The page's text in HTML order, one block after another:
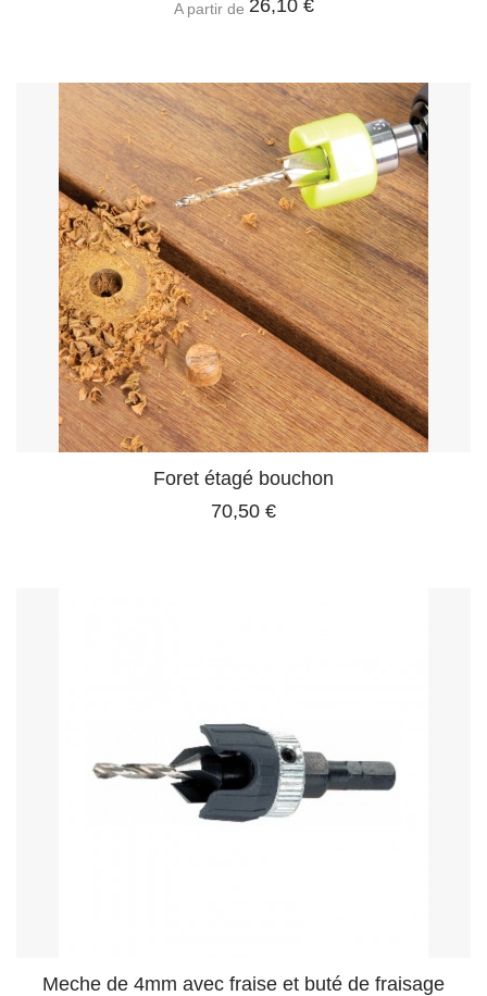
A partir de 26,10 €
Foret étagé bouchon
70,50 €
Meche de 4mm avec fraise et buté de fraisage